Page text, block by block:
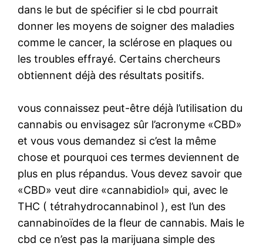
dans le but de spécifier si le cbd pourrait
donner les moyens de soigner des maladies
comme le cancer, la sclérose en plaques ou
les troubles effrayé. Certains chercheurs
obtiennent déjà des résultats positifs.
vous connaissez peut-être déjà l’utilisation du
cannabis ou envisagez sûr l’acronyme «CBD»
et vous vous demandez si c’est la même
chose et pourquoi ces termes deviennent de
plus en plus répandus. Vous devez savoir que
«CBD» veut dire «cannabidiol» qui, avec le
THC ( tétrahydrocannabinol ), est l’un des
cannabinoïdes de la fleur de cannabis. Mais le
cbd ce n’est pas la marijuana simple des